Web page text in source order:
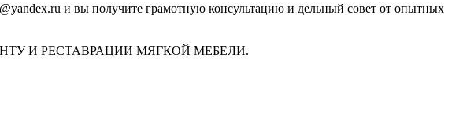
и вы получите грамотную консультацию и дельный совет от опытных
И РЕСТАВРАЦИИ МЯГКОЙ МЕБЕЛИ.